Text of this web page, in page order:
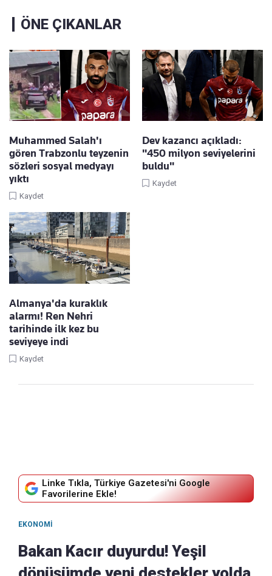
ÖNE ÇIKANLAR
Muhammed Salah'ı
gören Trabzonlu teyzenin
sözleri sosyal medyayı
yıktı
Kaydet
Dev kazancı açıkladı:
"450 milyon seviyelerini
buldu"
Kaydet
Almanya'da kuraklık
alarmı! Ren Nehri
tarihinde ilk kez bu
seviyeye indi
Kaydet
Linke Tıkla, Türkiye Gazetesi'ni Google
Favorilerine Ekle!
EKONOMI
Bakan Kacır duyurdu! Yeşil